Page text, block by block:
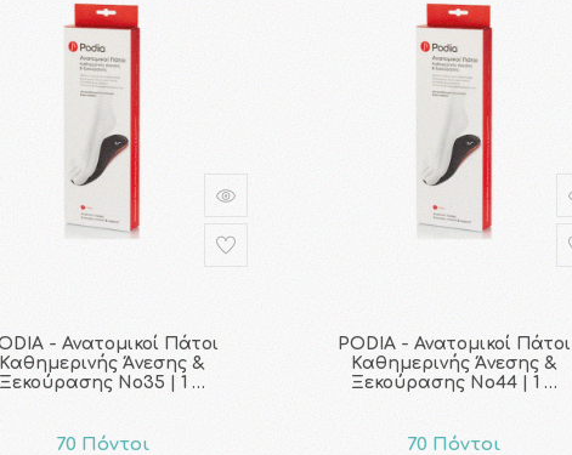
- Ανατομικοί Πάτοι
Καθημερινής Άνεσης &
Ξεκούρασης No35 | 1 …
70 Πόντοι
PODIA - Ανατομικοί Πάτοι
Καθημερινής Άνεσης &
Ξεκούρασης No44 | 1 …
70 Πόντοι